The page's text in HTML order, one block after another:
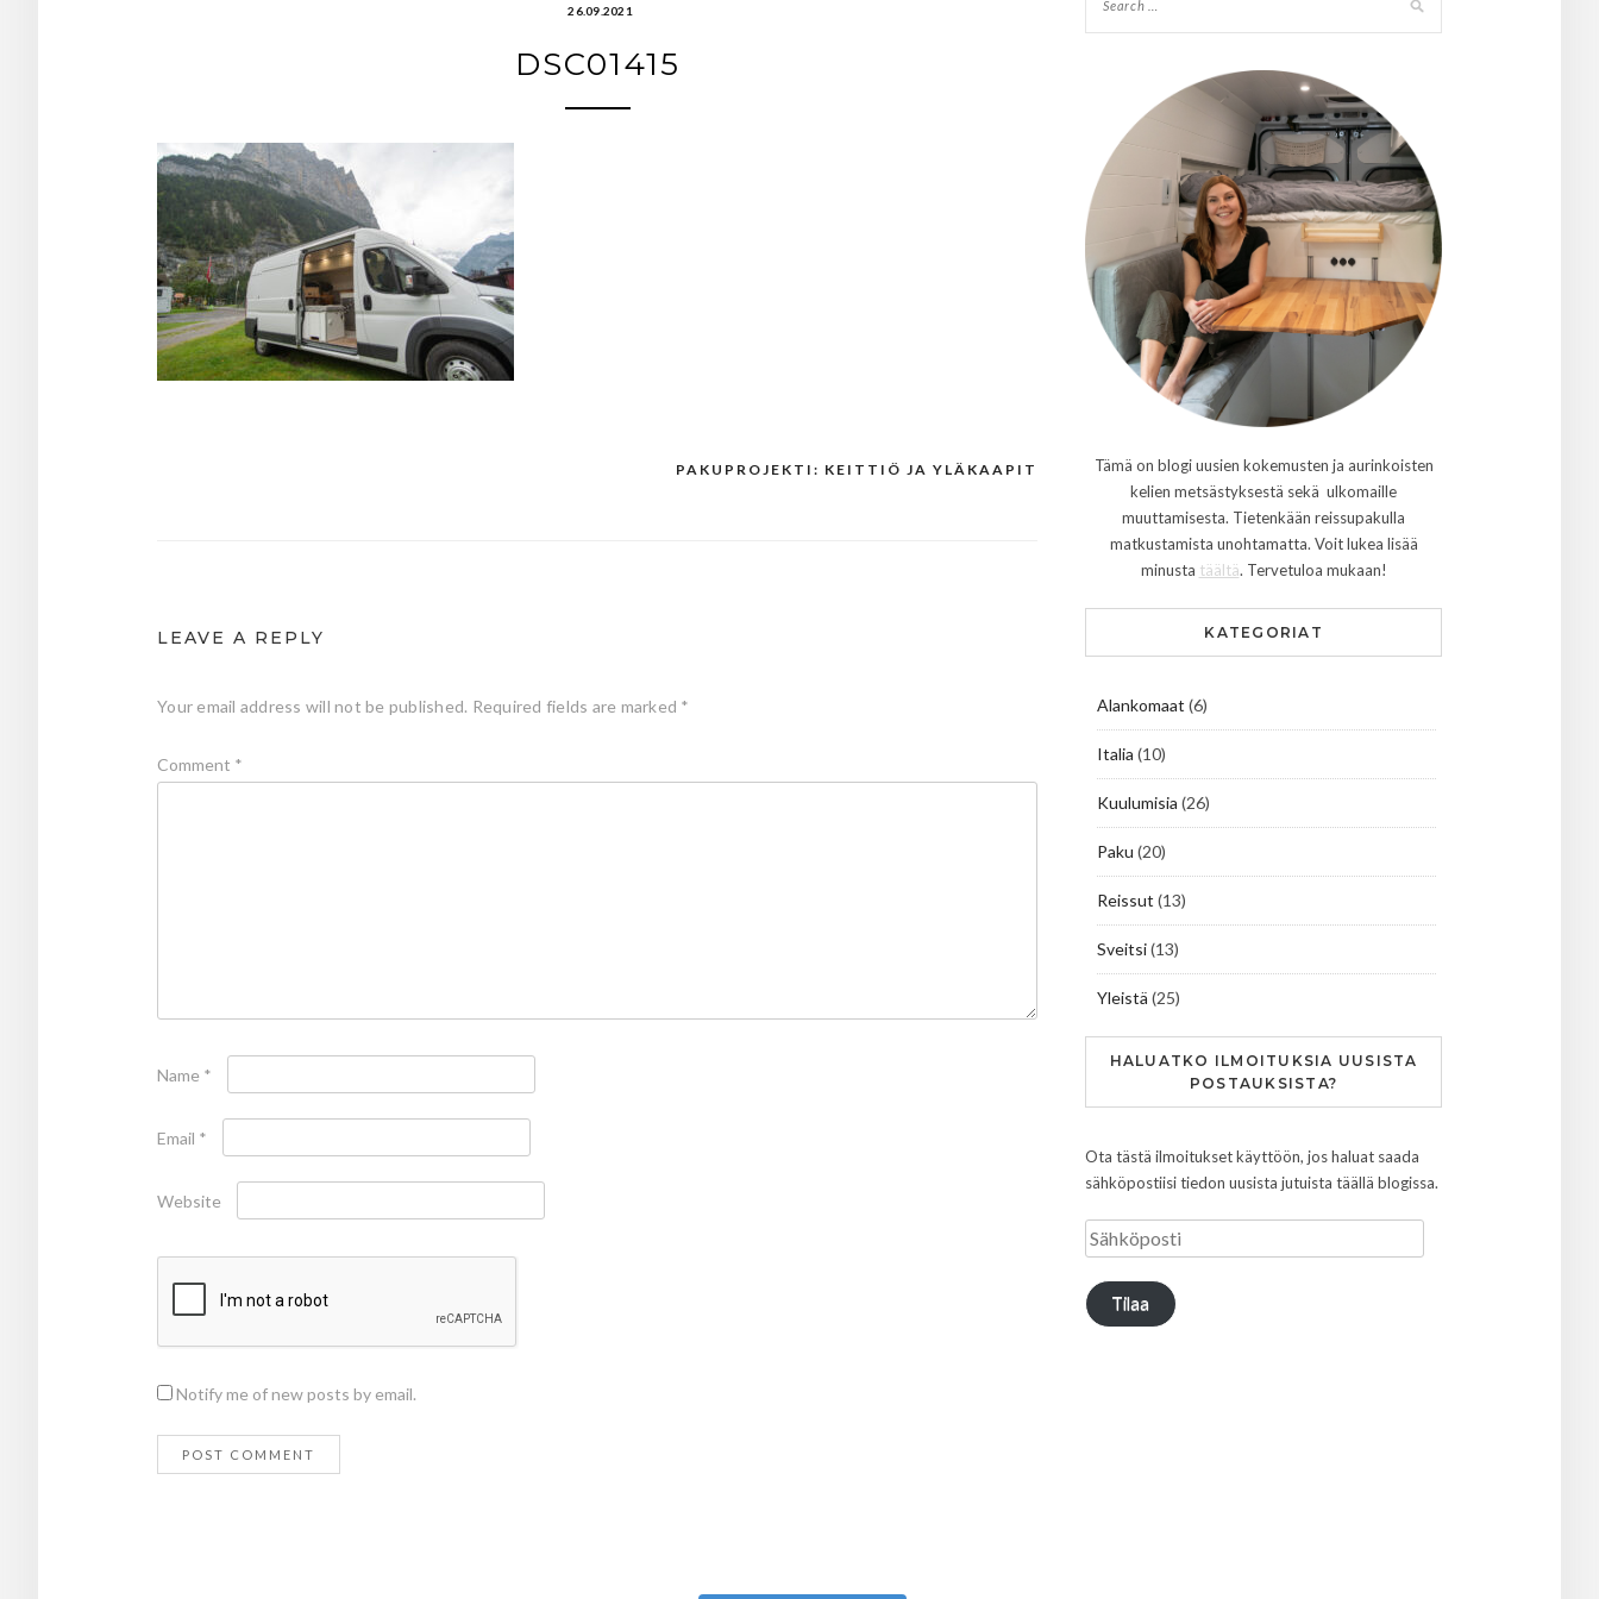
26.09.2021
DSC01415
PAKUPROJEKTI: KEITTIÖ JA YLÄKAAPIT
LEAVE A REPLY
Your email address will not be published. Required fields are marked *
Comment *
Name *
Email *
Website
Notify me of new posts by email.
Tämä on blogi uusien kokemusten ja aurinkoisten
kelien metsästyksestä sekä ulkomaille
muuttamisesta. Tietenkään reissupakulla
matkustamista unohtamatta. Voit lukea lisää
minusta täältä. Tervetuloa mukaan!
KATEGORIAT
Alankomaat (6)
Italia (10)
Kuulumisia (26)
Paku (20)
Reissut (13)
Sveitsi(13)
Yleistä (25)
HALUATKO ILMOITUKSIA UUSISTA
POSTAUKSISTA?
Ota tästä ilmoitukset käyttöön, jos haluat saada
sähköpostiisi tiedon uusista jutuista täällä blogissa.
Tilaa